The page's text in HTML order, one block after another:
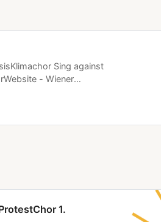
Sing against
- Wiener
1.